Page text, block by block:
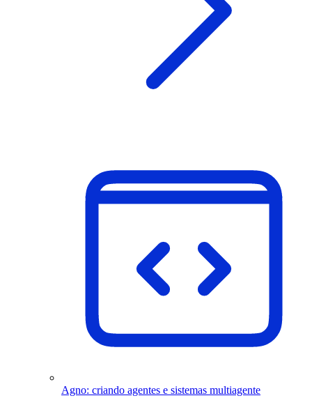
Agno: criando agentes e sistemas multiagente